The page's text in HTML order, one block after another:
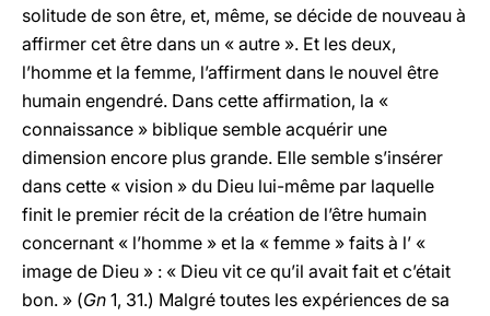
solitude de son être, et, même, se décide de nouveau à
affirmer cet être dans un « autre ». Et les deux,
l’homme et la femme, l’affirment dans le nouvel être
humain engendré. Dans cette affirmation, la «
connaissance » biblique semble acquérir une
dimension encore plus grande. Elle semble s’insérer
dans cette « vision » du Dieu lui-même par laquelle
finit le premier récit de la création de l’être humain
concernant « l’homme » et la « femme » faits à l’ «
image de Dieu » : « Dieu vit ce qu’il avait fait et c’était
bon. » (Gn 1, 31.) Malgré toutes les expériences de sa